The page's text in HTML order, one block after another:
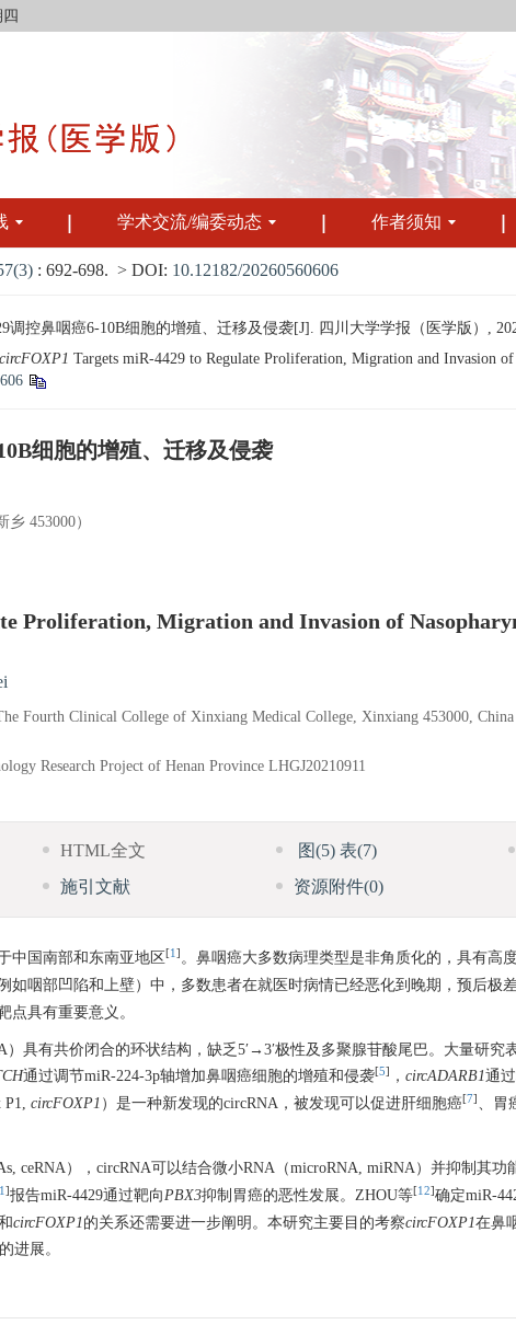
学术交流/编委动态 作者须知
: 692-698. > DOI: 10.12182/20260560606
调控鼻咽癌6-10B细胞的增殖、迁移及侵袭[J]. 四川大学学报（医学版）,
circFOXP1 Targets miR-4429 to Regulate Proliferation, Migration and Invasion
细胞的增殖、迁移及侵袭
453000）
Proliferation, Migration and Invasion of
Fourth Clinical College of Xinxiang Medical College, Xinxiang 453000, China
Research Project of Henan Province LHGJ20210911
HTML全文 图(5)表(7)
施引文献 资源附件(0)
中国南部和东南亚地区 [1] 。鼻咽癌大多数病理类型是非角质化的，具有高
如咽部凹陷和上壁）中，多数患者在就医时病情已经恶化到晚期，预后极
具有重要意义。
具有共价闭合的环状结构，缺乏5′→3′极性及多聚腺苷酸尾巴。大量研究
通过调节miR-224-3p轴增加鼻咽癌细胞的增殖和侵袭[5] ， circADARB1通
P1, circFOXP1）是一种新发现的circRNA，被发现可以促进肝细胞癌[7] 、胃
ceRNA），circRNA可以结合微小RNA（microRNA, miRNA）并抑制其功
]报告miR-4429通过靶向PBX3抑制胃癌的恶性发展。ZHOU等[12]确定miR-
circFOXP1的关系还需要进一步阐明。本研究主要目的考察circFOXP1在鼻
进展。